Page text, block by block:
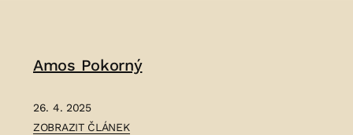
Amos Pokorný
26. 4. 2025
ČLÁNEK:
ZOBRAZIT ČLÁNEK